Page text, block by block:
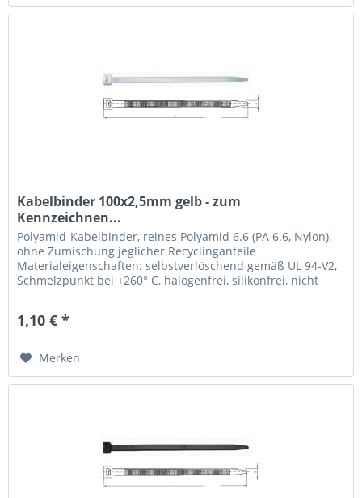
Kabelbinder 100x2,5mm gelb - zum
Kennzeichnen...
Polyamid-Kabelbinder, reines Polyamid 6.6 (PA 6.6, Nylon),
ohne Zumischung jeglicher Recyclinganteile
Materialeigenschaften: selbstverlöschend gemäß UL 94-V2,
Schmelzpunkt bei +260° C, halogenfrei, silikonfrei, nicht
1,10 € *
Merken